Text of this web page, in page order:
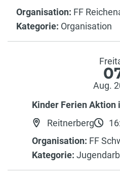
Organisation: FF
Kategorie: Organisation
Aug.
Kinder Ferien Aktion
Reitnerberg
Organisation: FF
Kategorie: